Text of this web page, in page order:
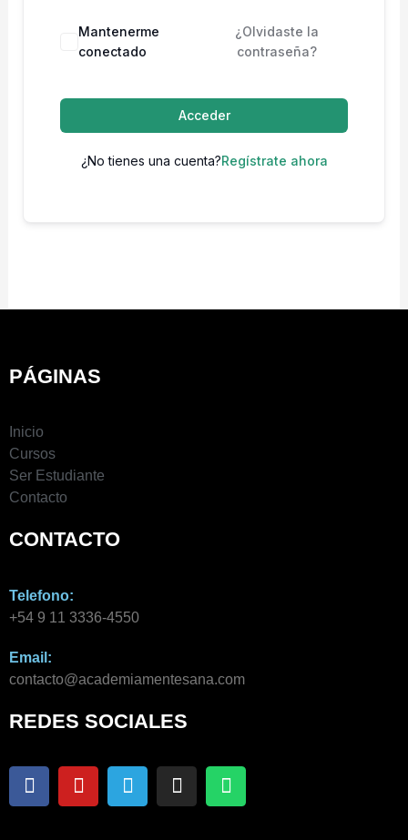
Mantenerme
conectado
¿Olvidaste la
contraseña?
Acceder
¿No tienes una cuenta?Regístrate ahora
PÁGINAS
Inicio
Cursos
Ser Estudiante
Contacto
CONTACTO
Telefono:
+54 9 11 3336-4550​
Email:
contacto@academiamentesana.com​
REDES SOCIALES
F
a
Y
o
T
e
I
n
W
h